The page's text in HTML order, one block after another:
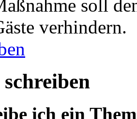
soll
verhindern.
ich ein